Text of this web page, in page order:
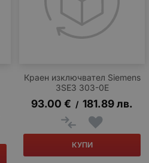
Краен изключвател Siemens
3SE3 303-0E
93.00 € / 181.89лв.
КУПИ